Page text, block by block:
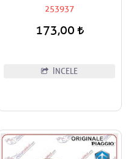
253937
173,00
İNCELE